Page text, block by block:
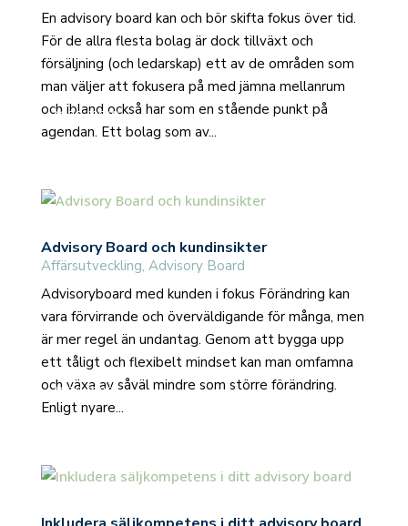
En advisory board kan och bör skifta fokus över tid.
För de allra flesta bolag är dock tillväxt och
försäljning (och ledarskap) ett av de områden som
man väljer att fokusera på med jämna mellanrum
och ibland också har som en stående punkt på
agendan. Ett bolag som av...
read more
Advisory Board och kundinsikter
Affärsutveckling, Advisory Board
Advisoryboard med kunden i fokus Förändring kan
vara förvirrande och överväldigande för många, men
är mer regel än undantag. Genom att bygga upp
ett tåligt och flexibelt mindset kan man omfamna
och växa av såväl mindre som större förändring.
Enligt nyare...
read more